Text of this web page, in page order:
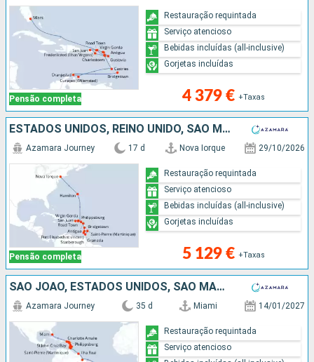
Pensão completa 4 379 € +Taxas
Restauração requintada
Serviço atencioso
Bebidas incluídas (all-inclusive)
Gorjetas incluídas
ESTADOS UNIDOS, REINO UNIDO, SÃO MARTINHO, TORTOLA, PORTO RICO, VIRGIN GORDA, ANTÍGUA E BARBUDA, MARTINICA, ST VINCENT E GRENADINES, GRENADA, TRINIDADE E TOBAGO, BARBADOS
Pensão completa
Azamara Journey 17 d Nova Iorque 29/10/2026
5 129 € +Taxas
Restauração requintada
Serviço atencioso
Bebidas incluídas (all-inclusive)
Gorjetas incluídas
SÃO JOÃO, ESTADOS UNIDOS, SÃO MARTINHO, ANTÍGUA E BARBUDA, MARTINICA, ST VINCENT E GRENADINES, GRENADA, BARBADOS, TRINIDADE E TOBAGO, ILHA REAL, BRASIL, URUGUAI, ARGENTINA
Azamara Journey 35 d Miami 14/01/2027
Restauração requintada
Serviço atencioso